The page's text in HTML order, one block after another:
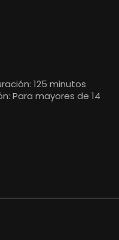
125 minutos
Para mayores de 14